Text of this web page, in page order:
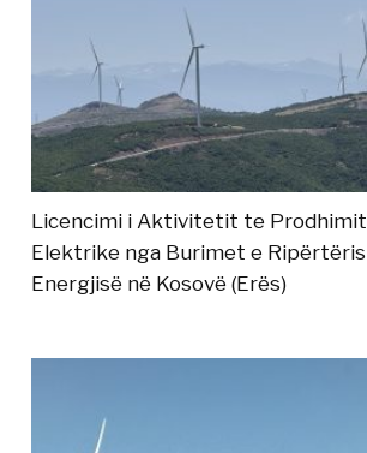
Licencimi i Aktivitetit te
Elektrike nga Burimet e
Energjisë në Kosovë (Erës)